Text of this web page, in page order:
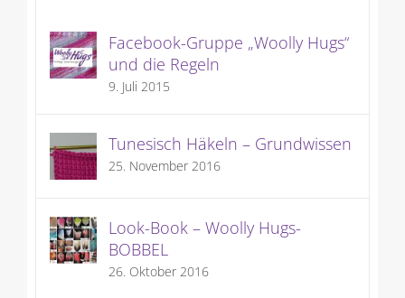
Facebook-Gruppe „Woolly Hugs“
und die Regeln
9. Juli 2015
Tunesisch Häkeln – Grundwissen
25. November 2016
Look-Book – Woolly Hugs-
BOBBEL
26. Oktober 2016